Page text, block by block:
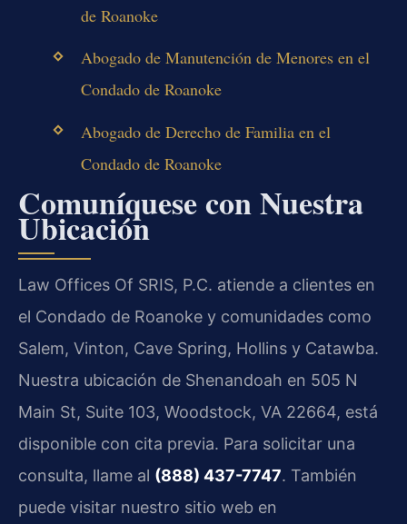
de Roanoke
Abogado de Manutención de Menores en el
Condado de Roanoke
Abogado de Derecho de Familia en el
Condado de Roanoke
Comuníquese con Nuestra
Ubicación
Law Offices Of SRIS, P.C. atiende a clientes en
el Condado de Roanoke y comunidades como
Salem, Vinton, Cave Spring, Hollins y Catawba.
Nuestra ubicación de Shenandoah en 505 N
Main St, Suite 103, Woodstock, VA 22664, está
disponible con cita previa. Para solicitar una
consulta, llame al (888) 437-7747. También
puede visitar nuestro sitio web en